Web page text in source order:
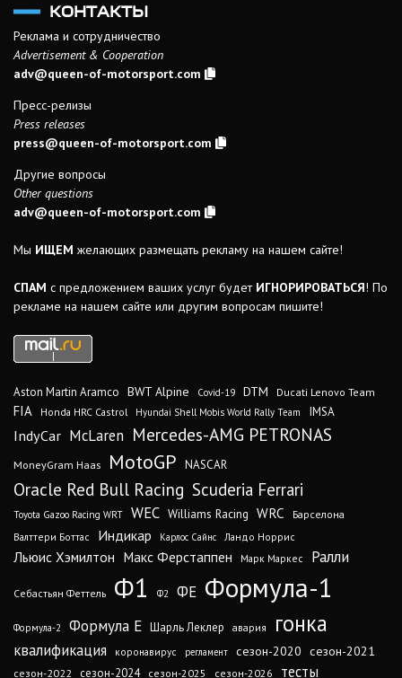
КОНТАКТЫ
Реклама и сотрудничество
Advertisement & Cooperation
adv@queen-of-motorsport.com
Пресс-релизы
Press releases
press@queen-of-motorsport.com
Другие вопросы
Other questions
adv@queen-of-motorsport.com
Мы ИЩЕМ желающих размещать рекламу на нашем сайте!
СПАМ с предложением ваших услуг будет ИГНОРИРОВАТЬСЯ! По
рекламе на нашем сайте или другим вопросам пишите!
Aston Martin Aramco BWT Alpine Covid-19 DTM Ducati Lenovo Team
FIA Honda HRC Castrol Hyundai Shell Mobis World Rally Team IMSA
IndyCar McLaren Mercedes-AMG PETRONAS
MoneyGram Haas MotoGP NASCAR
Oracle Red Bull Racing Scuderia Ferrari
Toyota Gazoo Racing WRT WEC Williams Racing WRC
Барселона
Валттери Боттас
Индикар Карлос Сайнс Ландо Норрис
Льюис Хэмилтон Макс Ферстаппен Марк Маркес Ралли
Себастьян Феттель Ф1 Ф2 ФЕ Формула-1
Формула-2 Формула Е Шарль Леклер авария гонка
квалификация коронавирус регламент сезон-2020 сезон-2021
сезон-2022 сезон-2024 сезон-2025 сезон-2026 тесты